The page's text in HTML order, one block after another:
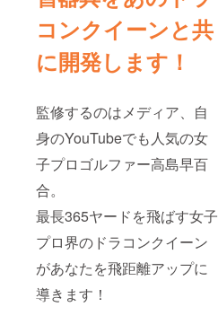
コンクイーンと共
に開発します！
監修するのはメディア、自
身のYouTubeでも人気の女
子プロゴルファー高島早百
合。
最長365ヤードを飛ばす女子
プロ界のドラコンクイーン
があなたを飛距離アップに
導きます！